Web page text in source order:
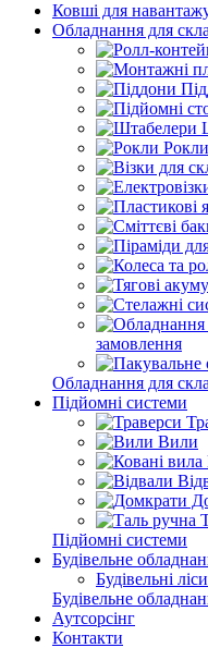
Ковші для
Обладнання для
Рокли
замовлення
Обладнання для
Підйомні системи
Вили
Підйомні системи
Будівельне
Будівельні ліси
Будівельне
Аутсорсінг
Контакти